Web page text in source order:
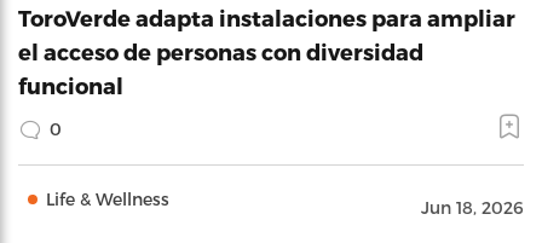
ToroVerde adapta instalaciones para ampliar
el acceso de personas con diversidad
funcional
0
Life & Wellness Jun 18, 2026